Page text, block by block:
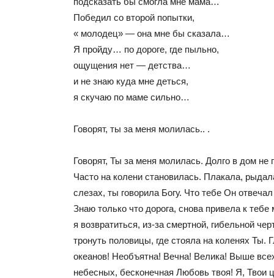
Победил со второй попытки,
« молодец» — она мне бы сказала…
Я пройду… по дороге, где пыльно,
ощущения нет — детства…
и не знаю куда мне деться,
я скучаю по маме сильно…
Говорят, ты за меня молилась.. .
Говорят, Ты за меня молилась. Долго в дом не
Часто на колени становилась. Плакала,
слезах, ты говорила Богу. Что тебе Он
Знаю только что дорога, снова привела к
я возвратиться, из-за смертной, гибельной
тронуть половицы, где стояла на коленях Ты.
океанов! Необъятна! Вечна! Велика! Выше
небесных, бесконечная Любовь твоя! Я,